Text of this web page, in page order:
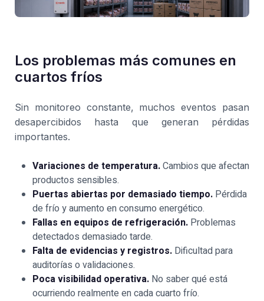
Los problemas más comunes en
cuartos fríos
Sin monitoreo constante, muchos eventos pasan
desapercibidos hasta que generan pérdidas
importantes.
Variaciones de temperatura.Cambios que afectan
productos sensibles.
Puertas abiertas por demasiado tiempo. Pérdida
de frío y aumento en consumo energético.
Fallas en equipos de refrigeración. Problemas
detectados demasiado tarde.
Falta de evidencias y registros. Dificultad para
auditorías o validaciones.
Poca visibilidad operativa. No saber qué está
ocurriendo realmente en cada cuarto frío.